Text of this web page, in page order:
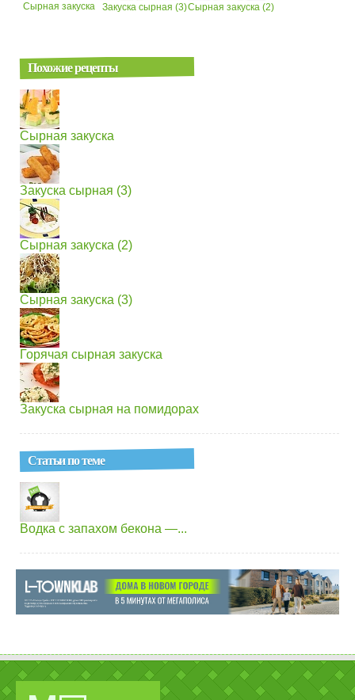
Сырная закуска Закуска сырная (3)Сырная закуска (2)
Похожие рецепты
Сырная закуска
Закуска сырная (3)
Сырная закуска (2)
Сырная закуска (3)
Горячая сырная закуска
Закуска сырная на помидорах
Статьи по теме
Водка с запахом бекона —...